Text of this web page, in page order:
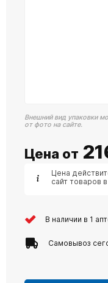
Внешний вид упаковки
от фото на сайте.
Цена от
Цена
сайт товаров
В наличии в 1
Самовывоз